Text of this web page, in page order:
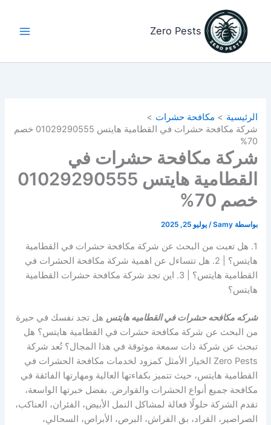
المحتوى
Zero Pests
الرئيسية
مكافحة حشرات
شركة مكافحة حشرات في القطامية هايتس 01029290555 خصم
70%
شركة مكافحة حشرات في
القطامية هايتس 01029290555
خصم 70%
بواسطة Samy
/يوليو 25, 2025
1. هل تعبت من البحث عن شركة مكافحة حشرات في القطامية
هايتس؟ | 2. هل تتساءل عن اهمية شركة مكافحة الحشرات في
القطامية هايتس؟ | 3. اين تجد شركة مكافحة حشرات القطامية
هايتس؟
شركه مكافحه حشرات في القطاميه هايتس هل تجد نفسك في حيرة
من البحث عن شركة مكافحة حشرات في القطامية هايتس؟ هل
تبحث عن شركة ذات سمعة موثوقة في هذا المجال؟ تُعد شركة
Zero Pests الخيار الأمثل كمزود لخدمات مكافحة الحشرات في
القطامية هايتس، حيث تتميز بكفاءتها العالية ومهارتها الفائقة في
مكافحة جميع أنواع الحشرات والقوارض. بفضل خبرتها الواسعة،
تقدم الشركة حلولًا فعالة لمشاكل النمل الأبيض، الفئران، العناكب،
الصراصير، القراد، بق الفراش، البرص، الأبراص، السحالي،